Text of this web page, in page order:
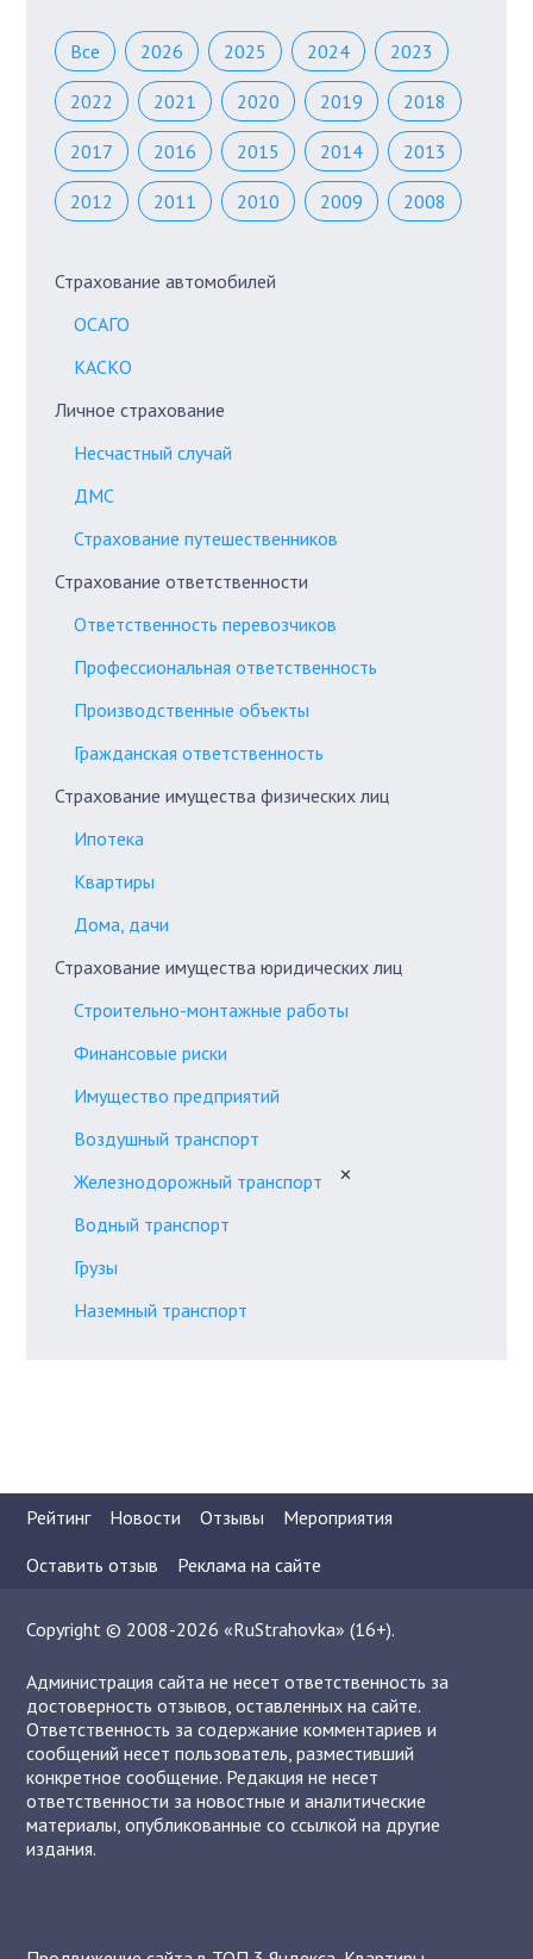
Все 2026 2025 2024 2023
2022 2021 2020 2019 2018
2017 2016 2015 2014 2013
2012 2011 2010 2009 2008
Страхование автомобилей
ОСАГО
КАСКО
Личное страхование
Несчастный случай
ДМС
Страхование путешественников
Страхование ответственности
Ответственность перевозчиков
Профессиональная ответственность
Производственные объекты
Гражданская ответственность
Страхование имущества физических лиц
Ипотека
Квартиры
Дома, дачи
Страхование имущества юридических лиц
Строительно-монтажные работы
Финансовые риски
Имущество предприятий
Воздушный транспорт
Железнодорожный транспорт
✕
Водный транспорт
Грузы
Наземный транспорт
Рейтинг Новости Отзывы
Мероприятия
Оставить отзыв
Реклама на сайте
Copyright © 2008-2026 «RuStrahovka» (16+).
Администрация сайта не несет ответственность за
достоверность отзывов, оставленных на сайте.
Ответственность за содержание комментариев и
сообщений несет пользователь, разместивший
конкретное сообщение. Редакция не несет
ответственности за новостные и аналитические
материалы, опубликованные со ссылкой на другие
издания.